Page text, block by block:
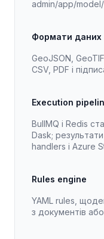
admin/app/model/
Формати даних
GeoJSON,
CSV, PDF і
Execution
BullMQ і Redis
Dask;
handlers і Azure
Rules engine
YAML rules,
з документів або